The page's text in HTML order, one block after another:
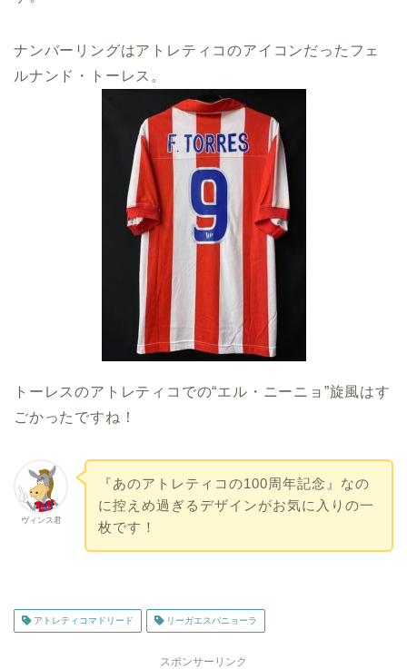
ナンバーリングはアトレティコのアイコンだったフェ
ルナンド・トーレス。
トーレスのアトレティコでの“エル・ニーニョ”旋風はす
ごかったですね！
ヴィンス君
『あのアトレティコの100周年記念』なの
に控えめ過ぎるデザインがお気に入りの一
枚です！
アトレティコマドリード リーガエスパニョーラ
スポンサーリンク